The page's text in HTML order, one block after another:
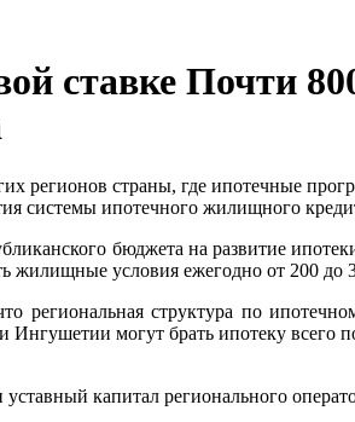
ставке Почти
регионов страны, где ипотечные
системы ипотечного жилищного
бюджета на развитие
жилищные условия ежегодно от 200 до
региональная структура по
Ингушетии могут брать ипотеку всего
капитал регионального